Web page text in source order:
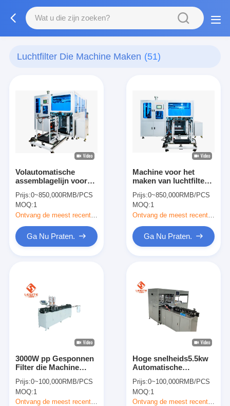
Luchtfilter Die Machine Maken (51)
Volautomatische
assemblagelijn voor
met Omron-
besturingssysteem
voor hoge snelheid en
onbemande bediening
Prijs:0~850,000RMB/PCS
MOQ:1
Ontvang de meest recente Prijs
Ga Nu Praten.
Machine voor het
maken van luchtfilters
zak- en
rivetingsoplossingen
biedt voor de
productie en
consistentie van
filterzakken
Prijs:0~850,000RMB/PCS
MOQ:1
Ga Nu Praten.
3000W pp Gesponnen
Filter die Machine
Prijs:0~100,000RMB/PCS
MOQ:1
Ontvang de meest recente Prijs
Hoge snelheids5.5kw
Automatische
voor Filter Intern
Kader
Prijs:0~100,000RMB/PCS
MOQ:1